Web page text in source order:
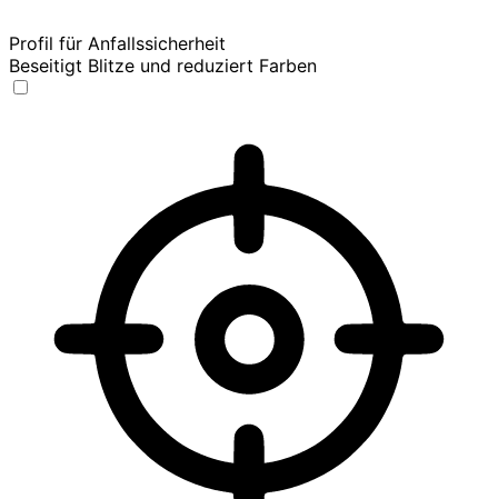
Profil für Anfallssicherheit
Beseitigt Blitze und reduziert Farben